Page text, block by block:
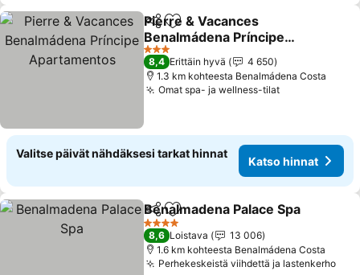
Jaa Lisää suosikkeihin
Pierre & Vacances
Benalmádena Príncipe
Apartamentos
Katso hinnat
3 Tähtiluokitus
8,4 Erittäin hyvä
4 650
1.3 km kohteesta Benalmádena Costa
Omat spa- ja wellness-tilatKatso hinnat
Valitse päivät nähdäksesi tarkat hinnat
Katso hinnat
Jaa Lisää suosikkeihin
Benalmadena Palace Spa
4 Tähtiluokitus
8,6 Loistava
13 006
1.6 km kohteesta Benalmádena Costa
Perhekeskeistä viihdettä ja lastenkerho